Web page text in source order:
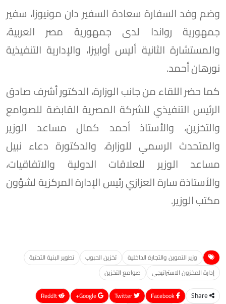
وضم وفد السفارة سعادة السفير دان مونيوزا، سفير
جمهورية رواندا لدى جمهورية مصر العربية،
والمستشارة الثانية أليس أوابيزا، والإدارية التنفيذية
نورهان أحمد.
كما حضر اللقاء من جانب الوزارة، الدكتور أشرف صادق
الرئيس التنفيذي للشركة المصرية القابضة للصوامع
والتخزين، والأستاذ أحمد كمال مساعد الوزير
والمتحدث الرسمي للوزارة، والدكتورة دعاء نبيل
مساعد الوزير للعلاقات الدولية والاتفاقيات،
والأستاذة سارة العزازي رئيس الإدارة المركزية لشؤون
مكتب الوزير.
وزير التموين والتجارة الداخلية تخزين الحبوب
تطوير البنية التحتية
إدارة المخزون الاستراتيجي
صوامع التخزين
Share
Google+
ReddIt